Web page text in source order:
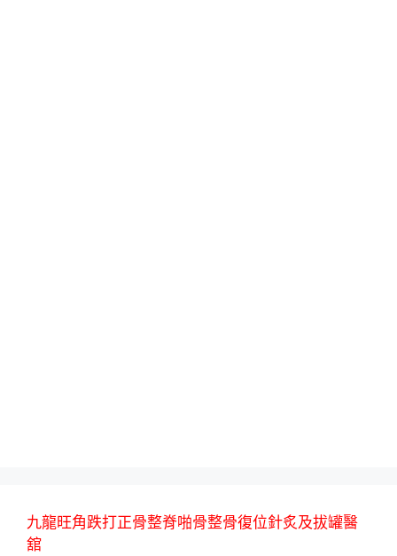
九龍旺角跌打正骨整脊啪骨整骨復位針炙及拔罐醫
舘